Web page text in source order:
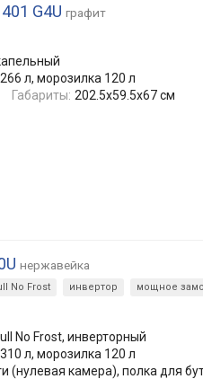
G4U графит
л, морозилка 120 л
Габариты: 202.5х59.5х67 см
нержавейка
No Frost инвертор мощное
No Frost, инверторный
л, морозилка 120 л
(нулевая камера), полка для